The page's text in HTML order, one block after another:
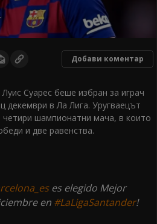
Добави коментар
Суарес беше избран за играч
декември в Ла Лига. Уругваецът
четири шампионатни мача, в които
и две равенства.
es elegido Mejor
en #LaLigaSantander!